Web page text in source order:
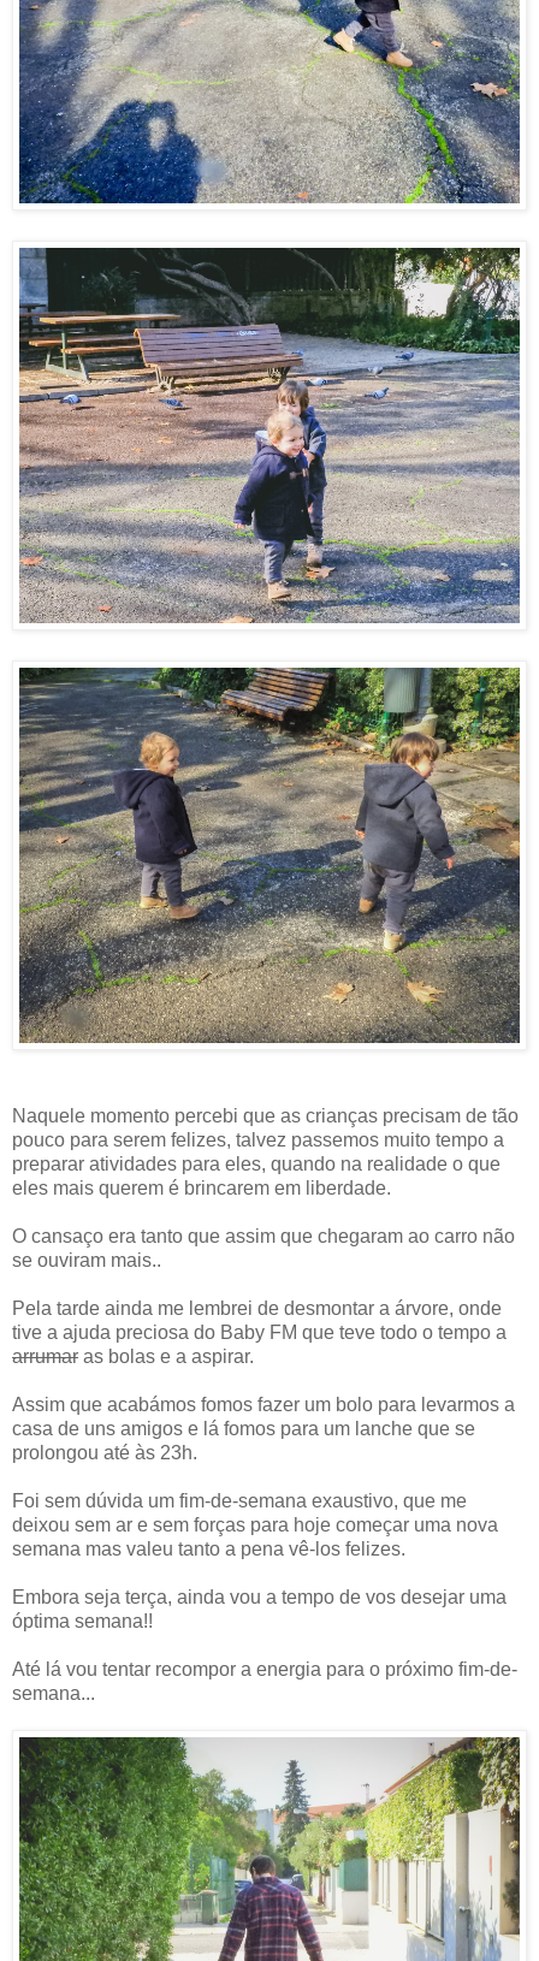
Naquele momento percebi que as crianças precisam de tão
pouco para serem felizes, talvez passemos muito tempo a
preparar atividades para eles, quando na realidade o que
eles mais querem é brincarem em liberdade.
O cansaço era tanto que assim que chegaram ao carro não
se ouviram mais..
Pela tarde ainda me lembrei de desmontar a árvore, onde
tive a ajuda preciosa do Baby FM que teve todo o tempo a
arrumar as bolas e a aspirar.
Assim que acabámos fomos fazer um bolo para levarmos a
casa de uns amigos e lá fomos para um lanche que se
prolongou até às 23h.
Foi sem dúvida um fim-de-semana exaustivo, que me
deixou sem ar e sem forças para hoje começar uma nova
semana mas valeu tanto a pena vê-los felizes.
Embora seja terça, ainda vou a tempo de vos desejar uma
óptima semana!!
Até lá vou tentar recompor a energia para o próximo fim-de-
semana...